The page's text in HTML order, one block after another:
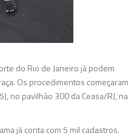
do Rio de Janeiro já podem
Os procedimentos começaram
no pavilhão 300 da Ceasa/RJ, na
já conta com 5 mil cadastros.